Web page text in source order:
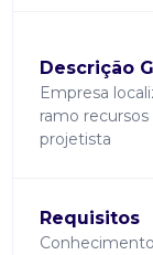
Descrição
Empresa
ramo
projetista
Requisitos